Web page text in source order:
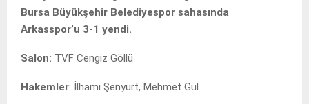
Bursa Büyükşehir Belediyespor sahasında
Arkasspor’u 3-1 yendi.
Salon: TVF Cengiz Göllü
Hakemler: İlhami Şenyurt, Mehmet Gül